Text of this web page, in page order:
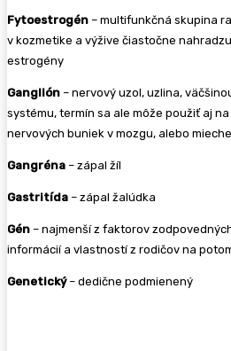
Fytoestrogén – multifunkčná skupina
v kozmetike a výžive čiastočne
estrogény
Ganglión – nervový uzol, uzlina,
systému, termín sa ale môže použiť aj
nervových buniek v mozgu, alebo mieche
Gangréna – zápal žíl
Gastritída – zápal žalúdka
Gén – najmenší z faktorov
informácií a vlastností z rodičov na
Genetický– dedične podmienený